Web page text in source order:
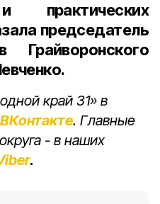
практических
председатель
Грайворонского
.
край 31» в
ВКонтакте. Главные
- в наших
.